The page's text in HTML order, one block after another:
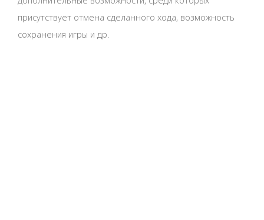
присутствует отмена сделанного хода, возможность
сохранения игры и др.